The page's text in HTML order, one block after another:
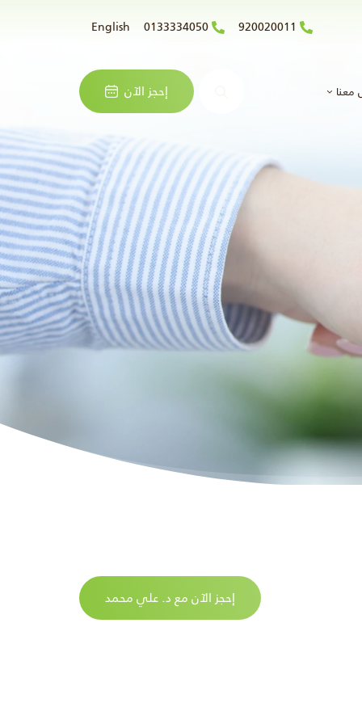
920020011
0133334050
English
معنا إحجز الآن
إحجز الآن مع د. علي محمد